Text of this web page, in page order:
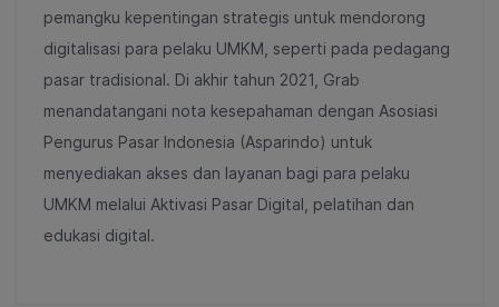
pemangku kepentingan strategis untuk mendorong
digitalisasi para pelaku UMKM, seperti pada pedagang
pasar tradisional. Di akhir tahun 2021, Grab
menandatangani nota kesepahaman dengan Asosiasi
Pengurus Pasar Indonesia (Asparindo) untuk
menyediakan akses dan layanan bagi para pelaku
UMKM melalui Aktivasi Pasar Digital, pelatihan dan
edukasi digital.